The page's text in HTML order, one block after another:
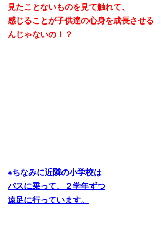
見たことないものを見て触れて、
感じることが子供達の心身を成長させる
んじゃないの！？
※ちなみに近隣の小学校は
バスに乗って、２学年ずつ
遠足に行っています。